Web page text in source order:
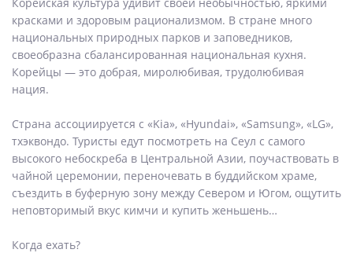
красками и здоровым рационализмом. В стране много
национальных природных парков и заповедников,
своеобразна сбалансированная национальная кухня.
Корейцы — это добрая, миролюбивая, трудолюбивая
нация.
Страна ассоциируется с «Kia», «Hyundai», «Samsung», «LG»,
тхэквондо. Туристы едут посмотреть на Сеул с самого
высокого небоскреба в Центральной Азии, поучаствовать в
чайной церемонии, переночевать в буддийском храме,
съездить в буферную зону между Севером и Югом, ощутить
неповторимый вкус кимчи и купить женьшень…
Когда ехать?